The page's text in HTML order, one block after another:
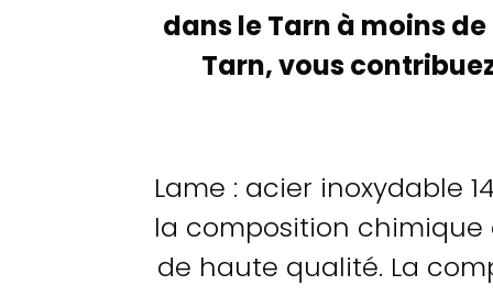
dans le Tarn à moins
Tarn, vous
Lame : acier inoxydable
la composition chimique
de haute qualité. La